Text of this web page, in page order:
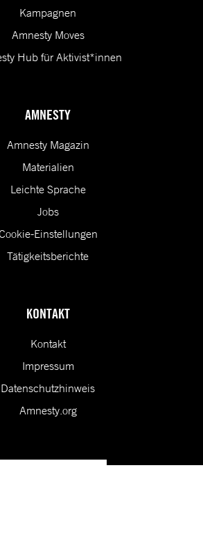
Kampagnen
Amnesty Moves
Hub für Aktivist*innen
AMNESTY
Amnesty Magazin
Materialien
Leichte Sprache
Jobs
Einstellungen
Tätigkeitsberichte
KONTAKT
Kontakt
Impressum
Datenschutzhinweis
Amnesty.org